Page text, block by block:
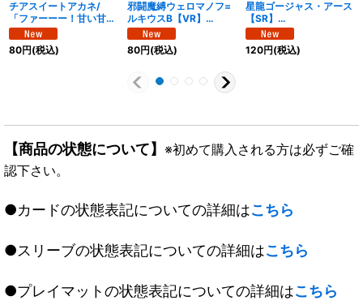
チアスイートアカネ/
「ファーーー！甘い甘
い!!」【R】
{26EX1N21/N25}《自
然》
80円(税込)
邪闘魔縛ウェロマノフ=
ルキウスB【VR】
{26EX1N14/N25}
《多》
80円(税込)
星龍ゴージャス・アース
【SR】
{26EX1N5/N25}《多》
120円(税込)
【商品の状態について】 ※初めて購入される方は必ずご確
認下さい。
●カードの状態表記についての詳細はこちら
●スリーブの状態表記についての詳細はこちら
●プレイマットの状態表記についての詳細はこちら